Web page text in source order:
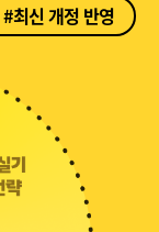
#최신 개정 반영